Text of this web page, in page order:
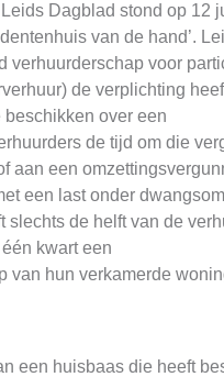
Dagblad stond op 12
van de hand’.
verhuurderschap voor
de verplichting
over een
de tijd om die
aan een
een last onder
slechts de helft van de
kwart een
van hun verkamerde
een huisbaas die heeft